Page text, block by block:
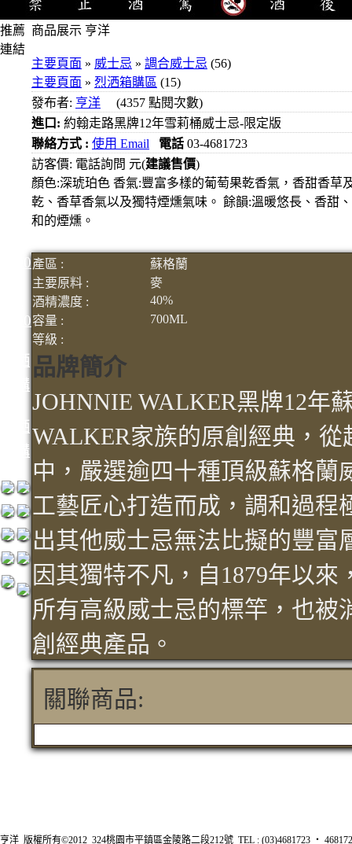
推薦
連結
1500
2000
紅洒
箱購
烈洒
箱購
商品展示 亨洋
主要頁面 » 威士忌 » 調合威士忌 (56)
主要頁面 » 烈洒箱購區 (15)
發布者: 亨洋 (4357 點閱次數)
進口: 約翰走路黑牌12年雪莉桶威士忌-限定版
聯絡方式 : 使用 Email 電話 03-4681723
訪客價: 電話詢問 元(建議售價)
顏色:深琥珀色 香氣:豐富多樣的葡萄果乾香氣，香甜香草
乾、香草香氣以及獨特煙燻氣味。 餘韻:溫暖悠長、香甜
和的煙燻。
產區 :
蘇格蘭
主要原料 :
麥
酒精濃度 :
40%
容量 :
700ML
等級 :
品牌簡介
JOHNNIE WALKER黑牌12年
WALKER家族的原創經典，
中，嚴選逾四十種頂級蘇格蘭
工藝匠心打造而成，調和過程
出其他威士忌無法比擬的豐富
因其獨特不凡，自1879年以
所有高級威士忌的標竿，也被
創經典產品。
關聯商品:
亨洋 版權所有©2012 324桃園市平鎮區金陵路二段212號 TEL : (03)4681723 ‧